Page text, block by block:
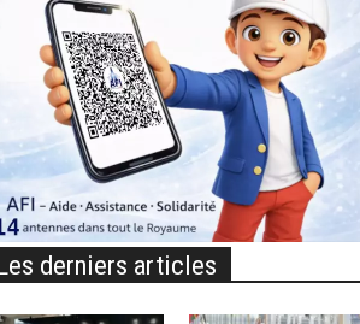
derniers articles